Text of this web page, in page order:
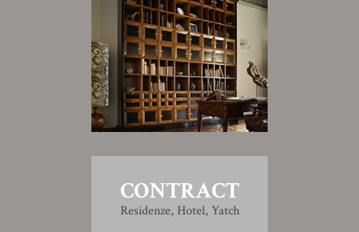
CONTRACT
Residenze, Hotel, Yatch